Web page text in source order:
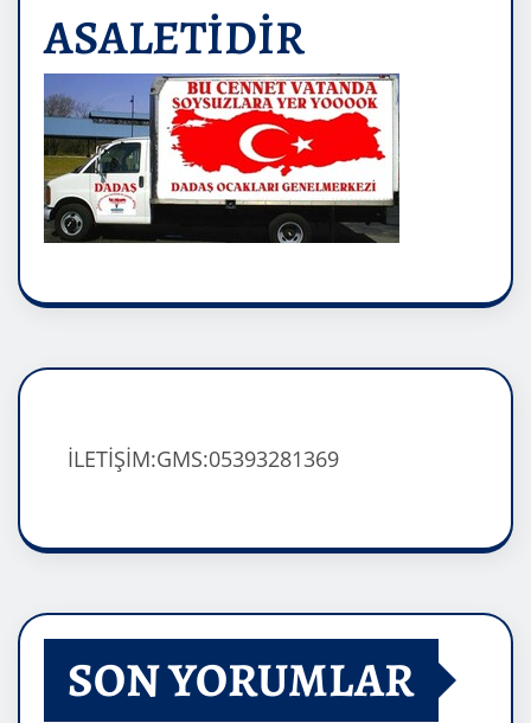
ASALETİDİR
İLETİŞİM:GMS:05393281369
SON YORUMLAR